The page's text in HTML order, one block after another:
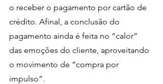
o receber o pagamento por cartão de
crédito. Afinal, a conclusão do
pagamento ainda é feita no “calor”
das emoções do cliente, aproveitando
o movimento de “compra por
impulso”.